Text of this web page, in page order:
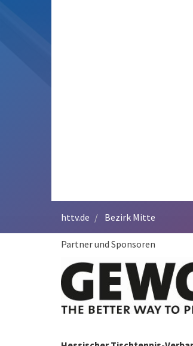
httv.de Bezirk Mitte
Partner und Sponsoren